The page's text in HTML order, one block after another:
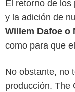
El retorno de los
y la adición de
Willem Dafoe o
como para que
No obstante, no
producción. The